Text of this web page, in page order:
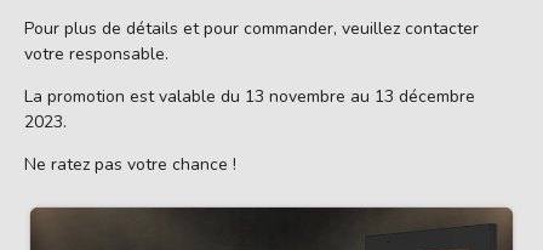
Pour plus de détails et pour commander, veuillez contacter
votre responsable.
La promotion est valable du 13 novembre au 13 décembre
2023.
Ne ratez pas votre chance !